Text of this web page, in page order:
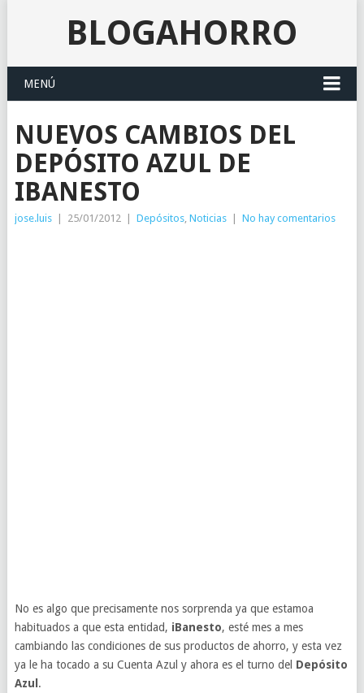
BLOGAHORRO
MENÚ
NUEVOS CAMBIOS DEL
DEPÓSITO AZUL DE
IBANESTO
jose.luis 25/01/2012 Depósitos, Noticias No hay comentarios
No es algo que precisamente nos sorprenda ya que estamoa
habituados a que esta entidad, iBanesto, esté mes a mes
cambiando las condiciones de sus productos de ahorro, y esta vez
ya le ha tocado a su Cuenta Azul y ahora es el turno del Depósito
Azul .